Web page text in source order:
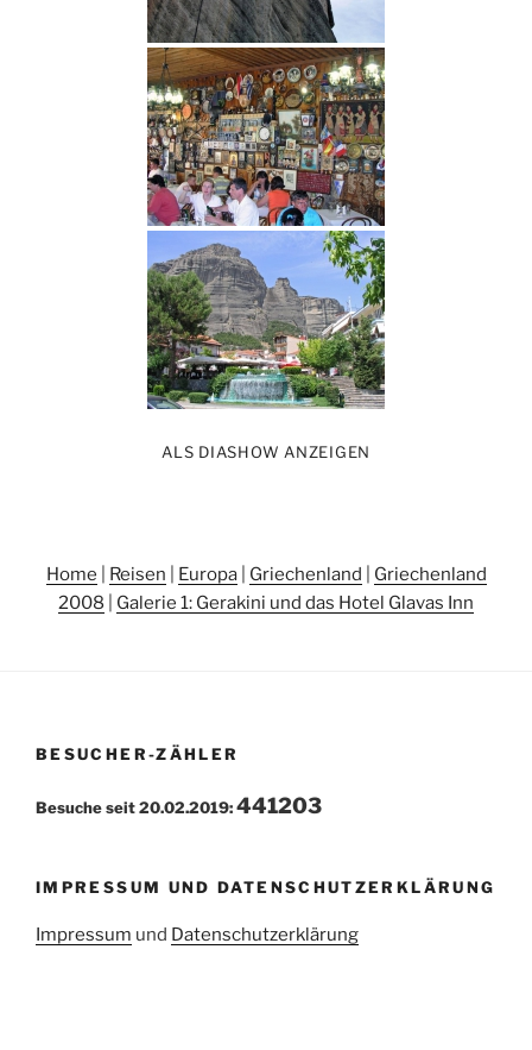
ALS DIASHOW ANZEIGEN
Home Reisen Europa| Griechenland
Griechenland
2008
Galerie 1: Gerakini und das Hotel Glavas Inn
BESUCHER-ZÄHLER
Besuche seit 20.02.2019:441203
IMPRESSUM UND DATENSCHUTZERKLÄRUNG
Impressum und Datenschutzerklärung